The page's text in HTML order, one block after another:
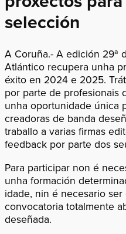
selección
A Coruña.- A edición 29ª
Atlántico recupera unha
éxito en 2024 e 2025.
por parte de profesionais
unha oportunidade única
creadoras de banda
traballo a varias firmas
feedback por parte dos
Para participar non é
unha formación
idade, nin é necesario
convocatoria totalmente
deseñada.